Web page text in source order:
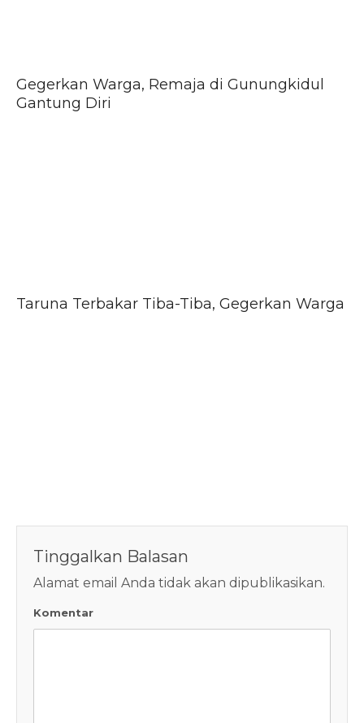
Gegerkan Warga, Remaja di Gunungkidul
Gantung Diri
Taruna Terbakar Tiba-Tiba, Gegerkan Warga
Tinggalkan Balasan
Alamat email Anda tidak akan dipublikasikan.
Komentar